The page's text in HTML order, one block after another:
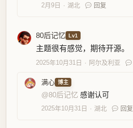
2月9日 湖北 回复
80后记忆 Lv1
主题很有感觉，期待开源。
2025年10月31日 阿尔及利亚
满心 博主
@80后记忆 感谢认可
2025年10月31日 湖北 回复